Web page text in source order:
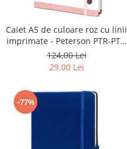
Caiet A5 de culoare roz cu linii
imprimate - Peterson PTR-PTN
NOT-6-LN-Q2-8716
124,00 Lei
29,00 Lei
-77%